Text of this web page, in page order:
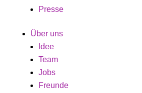
Presse
Über uns
Idee
Team
Jobs
Freunde